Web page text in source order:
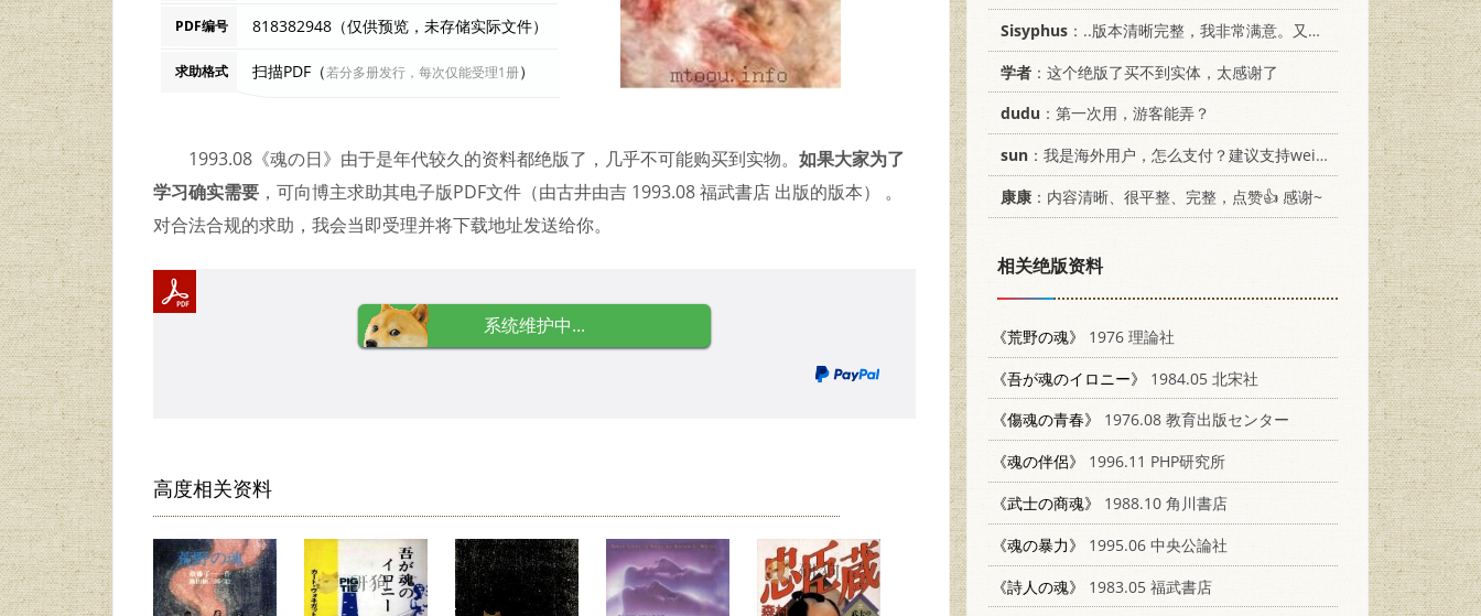
PDF编号 818382948（仅供预览，未存储实际文件）
求助格式 扫描PDF（若分多册发行，每次仅能受理1册）
1993.08《魂の日》由于是年代较久的资料都绝版了，几乎不可能购买到实物。 如果大家为了
学习确实需要 ，可向博主求助其电子版PDF文件（由古井由吉 1993.08 福武書店 出版的版本） 。
对合法合规的求助，我会当即受理并将下载地址发送给你。
系统维护中...
高度相关资料
Sisyphus ：..版本清晰完整，我非常满意。又及，这本《话语的真相》...
学者 ：这个绝版了买不到实体，太感谢了
dudu ：第一次用，游客能弄？
sun ：我是海外用户，怎么支付？建议支持weixin支付
康康 ：内容清晰、很平整、完整，点赞👍 感谢~
相关绝版资料
《荒野の魂》
1976 理論社
《吾が魂のイロニー》
1984.05 北宋社
《傷魂の青春》
1976.08 教育出版センター
《魂の伴侶》
1996.11 PHP研究所
《武士の商魂》
1988.10 角川書店
《魂の暴力》
1995.06 中央公論社
《詩人の魂》
1983.05 福武書店